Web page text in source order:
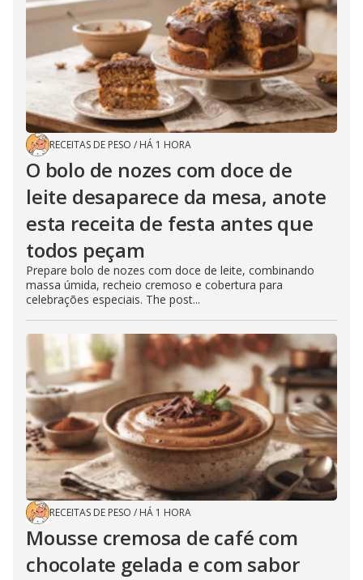
RECEITAS DE PESO / HÁ 1 HORA
O bolo de nozes com doce de
leite desaparece da mesa, anote
esta receita de festa antes que
todos peçam
Prepare bolo de nozes com doce de leite, combinando
massa úmida, recheio cremoso e cobertura para
celebrações especiais. The post...
RECEITAS DE PESO / HÁ 1 HORA
Mousse cremosa de café com
chocolate gelada e com sabor